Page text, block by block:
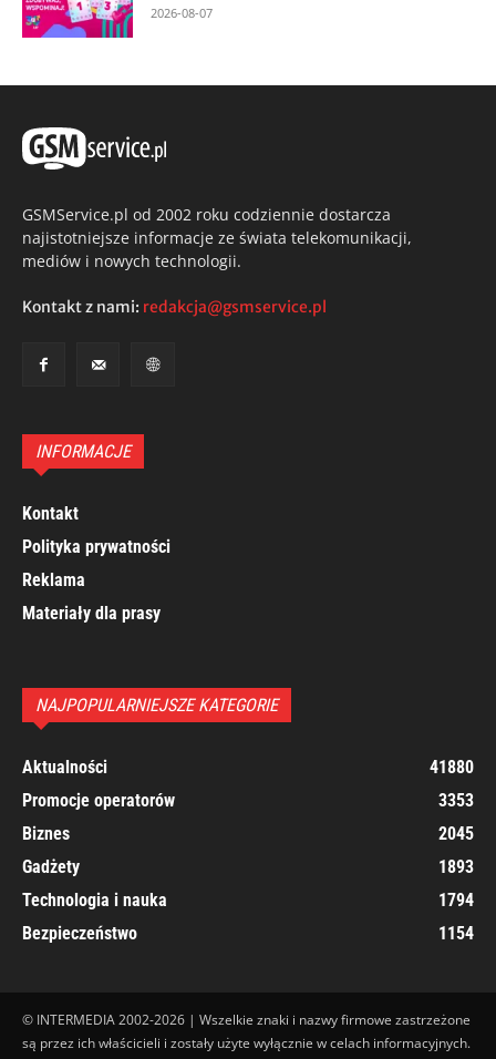
2026-08-07
GSMService.pl od 2002 roku codziennie dostarcza
najistotniejsze informacje ze świata telekomunikacji,
mediów i nowych technologii.
Kontakt z nami: redakcja@gsmservice.pl
INFORMACJE
Kontakt
Polityka prywatności
Reklama
Materiały dla prasy
NAJPOPULARNIEJSZE KATEGORIE
Aktualności
41880
Promocje operatorów
3353
Biznes
2045
Gadżety
1893
Technologia i nauka
1794
Bezpieczeństwo
1154
© INTERMEDIA 2002-2026 | Wszelkie znaki i nazwy firmowe zastrzeżone
są przez ich właścicieli i zostały użyte wyłącznie w celach informacyjnych.